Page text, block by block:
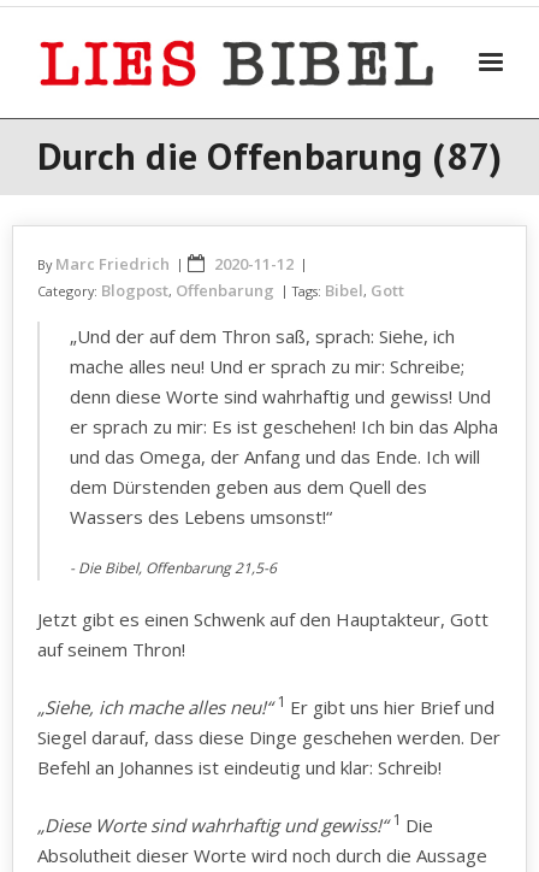
Skip
Durch die Offenbarung (87)
By Marc Friedrich 2020-11-12
Category: Blogpost, Offenbarung Tags: Bibel, Gott
„Und der auf dem Thron saß, sprach: Siehe, ich
mache alles neu! Und er sprach zu mir: Schreibe;
denn diese Worte sind wahrhaftig und gewiss! Und
er sprach zu mir: Es ist geschehen! Ich bin das Alpha
und das Omega, der Anfang und das Ende. Ich will
dem Dürstenden geben aus dem Quell des
Wassers des Lebens umsonst!“
Die Bibel, Offenbarung ‭21,5-6
Jetzt gibt es einen Schwenk auf den Hauptakteur, Gott
auf seinem Thron!
„Siehe, ich mache alles neu!“ 1 Er gibt uns hier Brief und
Siegel darauf, dass diese Dinge geschehen werden. Der
Befehl an Johannes ist eindeutig und klar: Schreib!
„Diese Worte sind wahrhaftig und gewiss!“ 1 Die
Absolutheit dieser Worte wird noch durch die Aussage